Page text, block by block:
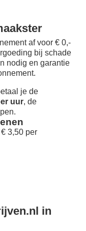
af voor € 0,-
bij schade
nodig en garantie
je de
uur, de
3,50 per
in